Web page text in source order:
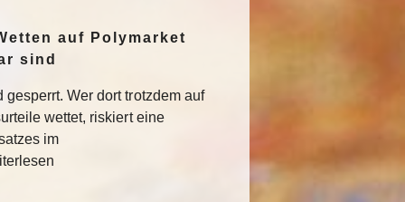
auf Polymarket
sind
Wer dort trotzdem auf
wettet, riskiert eine
im